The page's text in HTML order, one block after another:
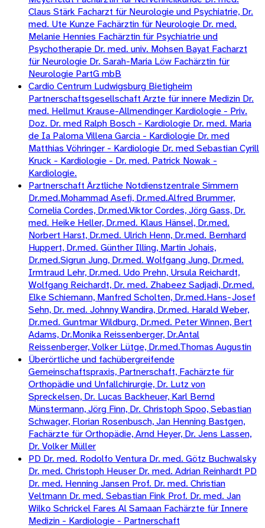
Claus Stärk Facharzt für Neurologie und Psychiatrie, Dr.
med. Ute Kunze Fachärztin für Neurologie Dr. med.
Melanie Hennies Fachärztin für Psychiatrie und
Psychotherapie Dr. med. univ. Mohsen Bayat Facharzt
für Neurologie Dr. Sarah-Maria Löw Fachärztin für
Neurologie PartG mbB
Cardio Centrum Ludwigsburg Bietigheim
Partnerschaftsgesellschaft Arzte für innere Medizin Dr.
med. Hellmut Krause-Allmendinger Kardiologie - Priv.
Doz. Dr. med Ralph Bosch - Kardiologie Dr. med. Maria
de Ia Paloma Villena Garcia - Kardiologie Dr. med
Matthias Vöhringer - Kardiologie Dr. med Sebastian Cyrill
Kruck - Kardiologie - Dr. med. Patrick Nowak -
Kardiologie.
Partnerschaft Ärztliche Notdienstzentrale Simmern
Dr.med.Mohammad Asefi, Dr.med.Alfred Brummer,
Cornelia Cordes, Dr.med.Viktor Cordes, Jörg Gass, Dr.
med. Heike Heller, Dr.med. Klaus Hänsel, Dr.med.
Norbert Harst, Dr.med. Ulrich Henn, Dr.med. Bernhard
Huppert, Dr.med. Günther Illing, Martin Johais,
Dr.med.Sigrun Jung, Dr.med. Wolfgang Jung, Dr.med.
Irmtraud Lehr, Dr.med. Udo Prehn, Ursula Reichardt,
Wolfgang Reichardt, Dr. med. Zhabeez Sadjadi, Dr.med.
Elke Schiemann, Manfred Scholten, Dr.med.Hans-Josef
Sehn, Dr. med. Johnny Wandira, Dr.med. Harald Weber,
Dr.med. Guntmar Wildburg, Dr.med. Peter Winnen, Bert
Adams, Dr.Monika Reissenberger, Dr.Antal
Reissenberger, Volker Lütge, Dr.med.Thomas Augustin
Überörtliche und fachübergreifende
Gemeinschaftspraxis, Partnerschaft, Fachärzte für
Orthopädie und Unfallchirurgie, Dr. Lutz von
Spreckelsen, Dr. Lucas Backheuer, Karl Bernd
Münstermann, Jörg Finn, Dr. Christoph Spoo, Sebastian
Schwager, Florian Rosenbusch, Jan Henning Bastgen,
Fachärzte für Orthopädie, Arnd Heyer, Dr. Jens Lassen,
Dr. Volker Müller
PD Dr. med. Rodolfo Ventura Dr. med. Götz Buchwalsky
Dr. med. Christoph Heuser Dr. med. Adrian Reinhardt PD
Dr. med. Henning Jansen Prof. Dr. med. Christian
Veltmann Dr. med. Sebastian Fink Prof. Dr. med. Jan
Wilko Schrickel Fares Al Samaan Fachärzte für Innere
Medizin - Kardiologie - Partnerschaft